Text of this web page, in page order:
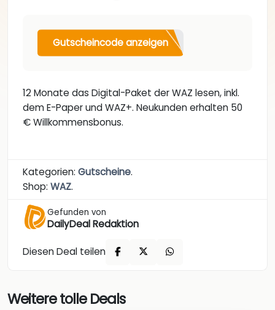
Gutscheincode anzeigen
12 Monate das Digital-Paket der WAZ lesen, inkl.
dem E-Paper und WAZ+. Neukunden erhalten 50
€ Willkommensbonus.
Kategorien: Gutscheine.
Shop: WAZ.
Gefunden von
DailyDeal Redaktion
Diesen Deal teilen
Weitere tolle Deals